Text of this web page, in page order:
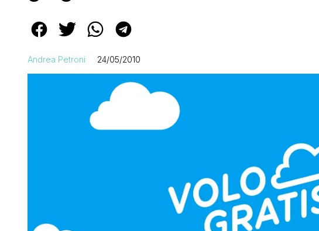
Andrea Petroni 24/05/2010